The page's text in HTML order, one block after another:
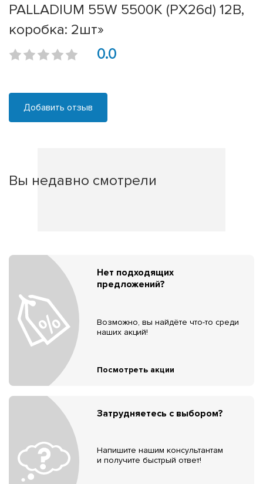
PALLADIUM 55W 5500К (PX26d) 12В,
коробка: 2шт»
0.0
Добавить отзыв
Вы недавно смотрели
Нет подходящих
предложений?
Возможно, вы найдёте что-то среди
наших акций!
Посмотреть акции
Затрудняетесь с выбором?
Напишите нашим консультантам
и получите быстрый ответ!